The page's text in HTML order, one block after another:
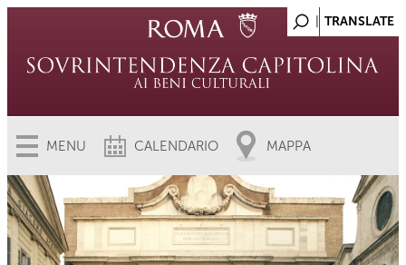
MENU CALENDARIO MAPPA